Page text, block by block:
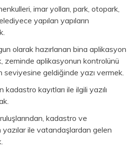
imar yolları, park, otopark,
yapılan yapıların
olarak hazırlanan bina aplikasyon
zeminde aplikasyonun kontrolünü
geldiğinde yazı vermek.
kayıtları ile ilgili yazılı
kadastro ve
ile vatandaşlardan gelen